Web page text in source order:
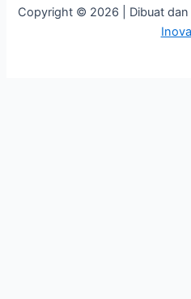
Copyright © 2026 | Dibuat dan